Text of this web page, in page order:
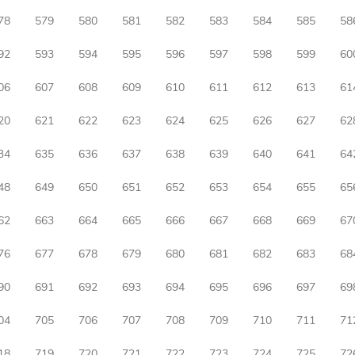
579 580 581 582 583 584 585
593 594 595 596 597 598 599
607 608 609 610 611 612 613
621 622 623 624 625 626 627
635 636 637 638 639 640 641
649 650 651 652 653 654 655
663 664 665 666 667 668 669
677 678 679 680 681 682 683
691 692 693 694 695 696 697
705 706 707 708 709 710 711